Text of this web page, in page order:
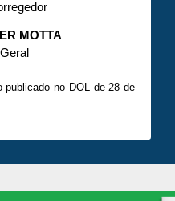
MOTTA
no DOL de 28 de